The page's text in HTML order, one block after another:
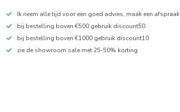
Ik neem alle tijd voor een goed advies, maak een afspraak
bij bestelling boven €500 gebruik discount50
bij bestelling boven €1000 gebruik discount10
zie de showroom sale met 25-50% korting